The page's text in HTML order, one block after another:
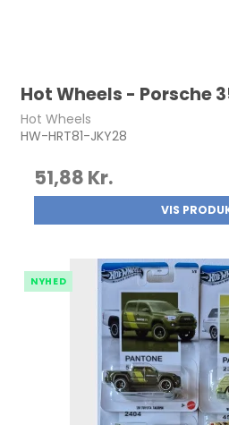
Hot Wheels - Porsche
Hot Wheels
HW-HRT81-JKY28
51,88 Kr.
VIS
NYHED